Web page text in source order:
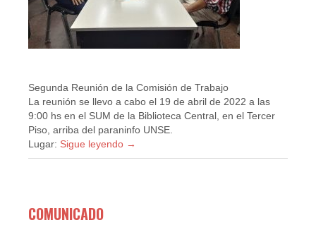
Segunda Reunión de la Comisión de Trabajo
La reunión se llevo a cabo el 19 de abril de 2022 a las
9:00 hs en el SUM de la Biblioteca Central, en el Tercer
Piso, arriba del paraninfo UNSE.
Lugar: Sigue leyendo →
COMUNICADO